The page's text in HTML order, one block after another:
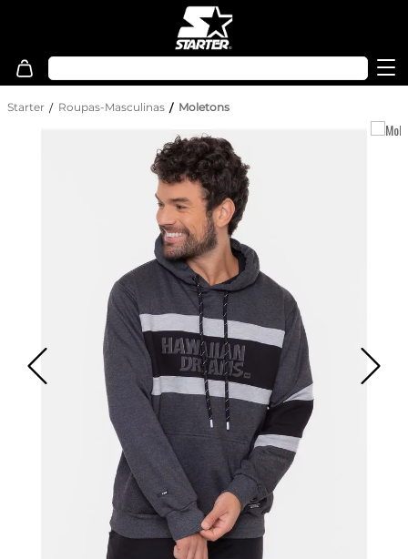
Starter Roupas-Masculinas Moletons